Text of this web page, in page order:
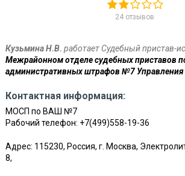
24 отзывов
Кузьмина Н.В. работает Судебный пристав-
Межрайонном отделе судебных приставов
административных штрафов №7
Контактная информация:
МОСП по ВАШ №7
Рабочий телефон: +7(499)558-19-36
Адрес: 115230, Россия, г. Москва,
8,